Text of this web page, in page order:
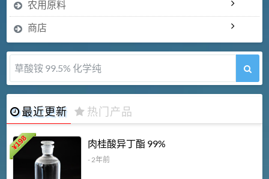
农用原料
商店
草酸铵 99.5% 化学纯
最近更新 热门产品
¥
198 肉桂酸异丁酯 99%
- 2年前